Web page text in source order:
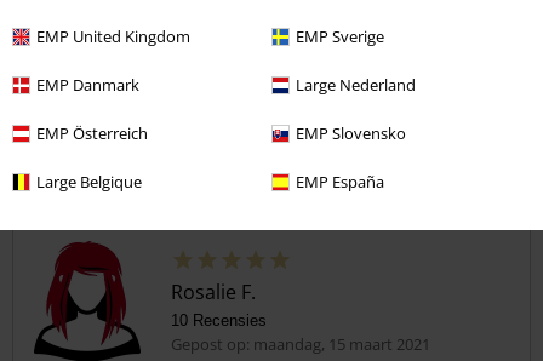
EMP United Kingdom EMP Sverige
EMP Danmark Large Nederland
EMP Österreich EMP Slovensko
Large Belgique EMP España
Geverifieerde recensie
Opmerking
Rosalie F.
10 Recensies
Gepost op: maandag, 15 maart 2021